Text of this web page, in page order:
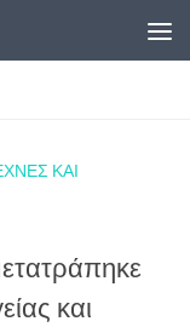
ΚΑΙ
και